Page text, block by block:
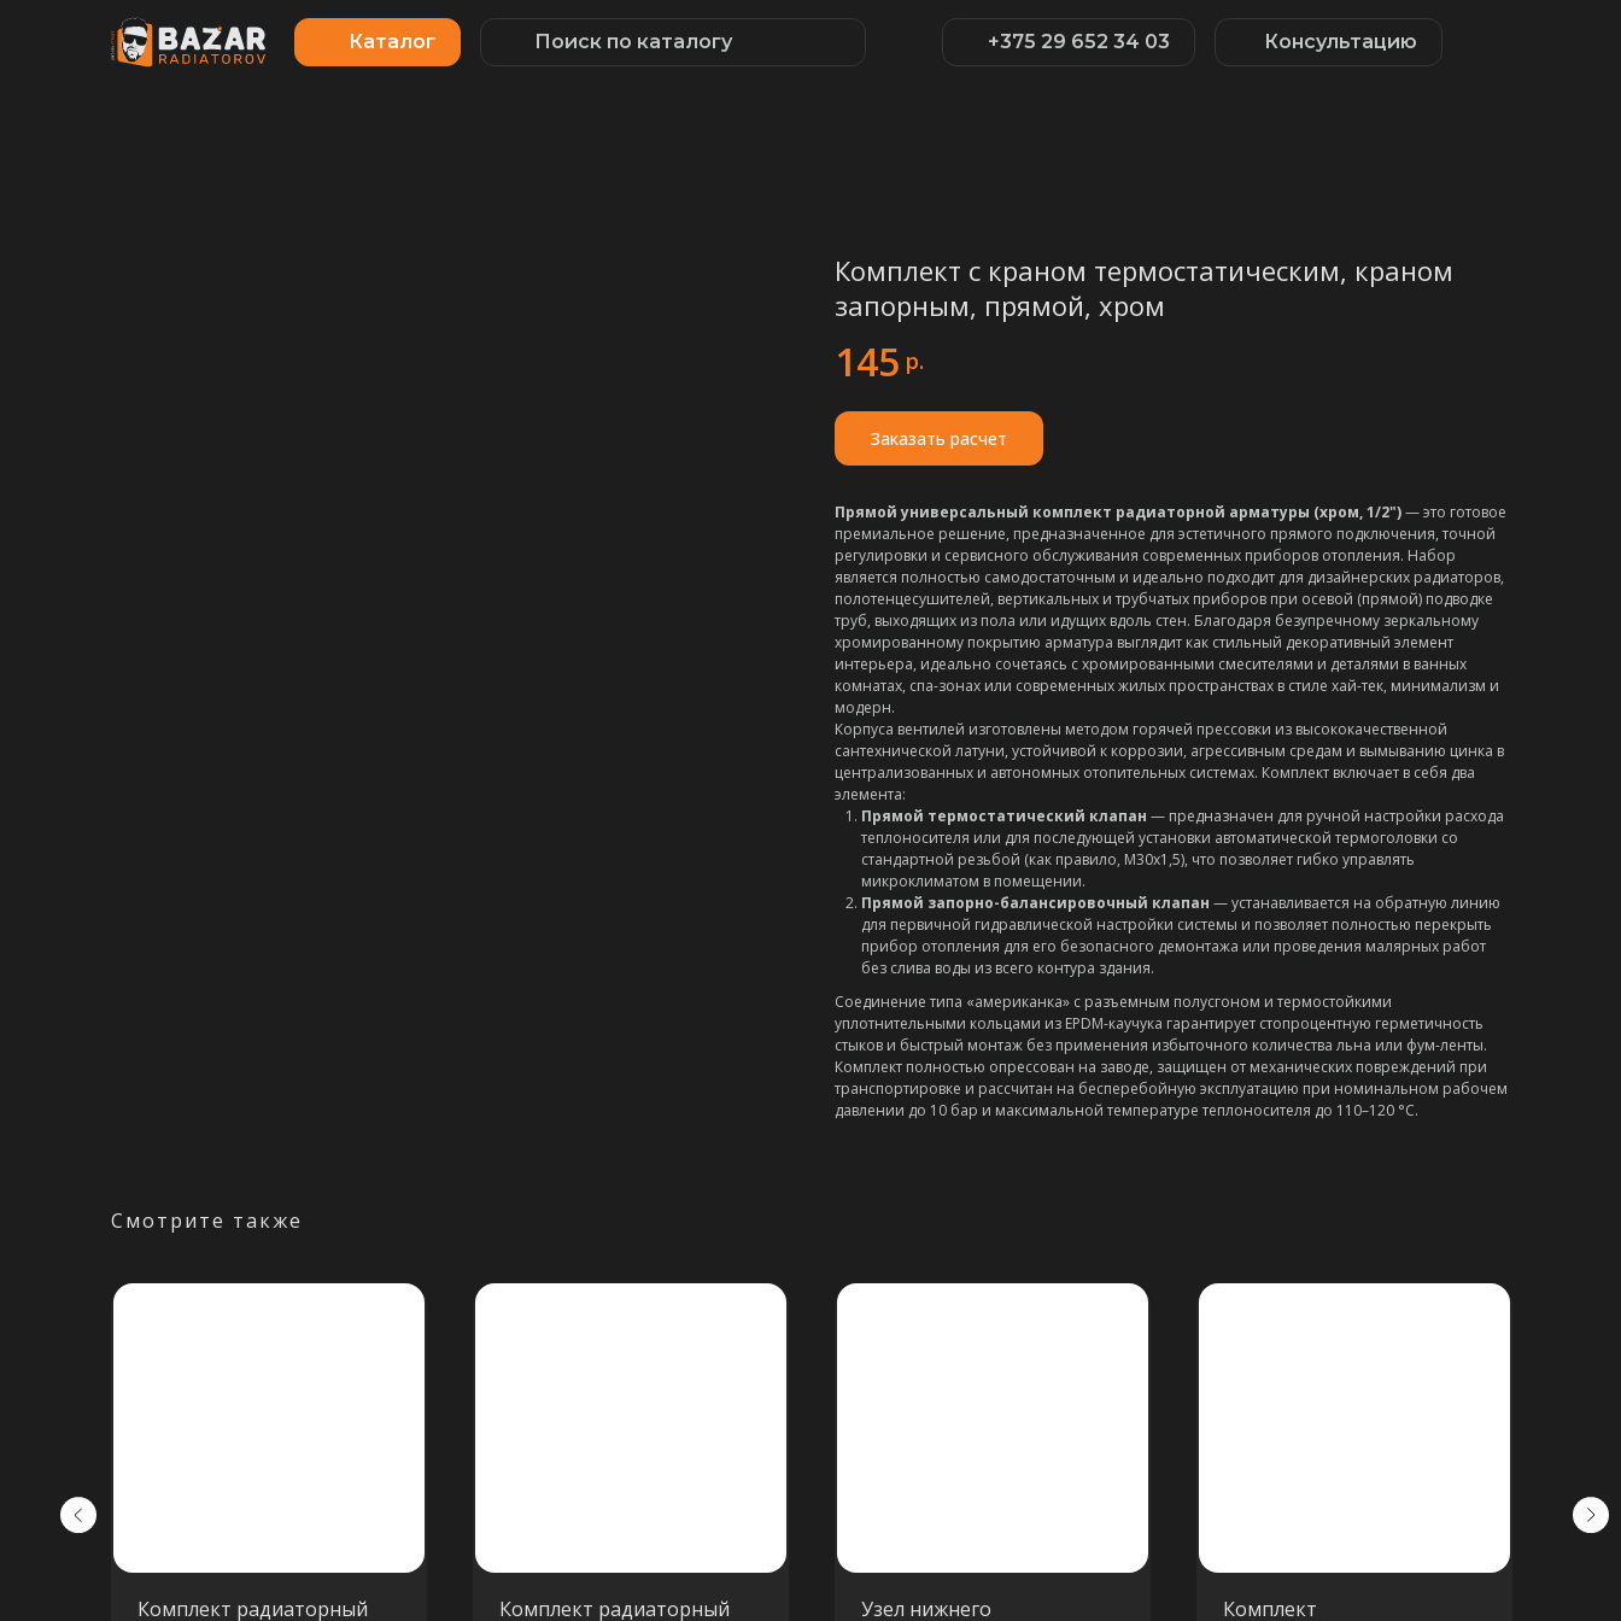
Консультацию
+375 29 652 34 03
Каталог Поиск по каталогу
Комплект с краном термостатическим, краном
запорным, прямой, хром
145 р.
Заказать расчет
Прямой универсальный комплект радиаторной арматуры (хром, 1/2")— это готовое
премиальное решение, предназначенное для эстетичного прямого подключения, точной
регулировки и сервисного обслуживания современных приборов отопления. Набор
является полностью самодостаточным и идеально подходит для дизайнерских радиаторов,
полотенцесушителей, вертикальных и трубчатых приборов при осевой (прямой) подводке
труб, выходящих из пола или идущих вдоль стен. Благодаря безупречному зеркальному
хромированному покрытию арматура выглядит как стильный декоративный элемент
интерьера, идеально сочетаясь с хромированными смесителями и деталями в ванных
комнатах, спа-зонах или современных жилых пространствах в стиле хай-тек, минимализм и
модерн.
Корпуса вентилей изготовлены методом горячей прессовки из высококачественной
сантехнической латуни, устойчивой к коррозии, агрессивным средам и вымыванию цинка в
централизованных и автономных отопительных системах. Комплект включает в себя два
элемента:
Прямой термостатический клапан — предназначен для ручной настройки расхода
теплоносителя или для последующей установки автоматической термоголовки со
стандартной резьбой (как правило, М30х1,5), что позволяет гибко управлять
микроклиматом в помещении.
Прямой запорно-балансировочный клапан — устанавливается на обратную линию
для первичной гидравлической настройки системы и позволяет полностью перекрыть
прибор отопления для его безопасного демонтажа или проведения малярных работ
без слива воды из всего контура здания.
Соединение типа «американка» с разъемным полусгоном и термостойкими
уплотнительными кольцами из EPDM-каучука гарантирует стопроцентную герметичность
стыков и быстрый монтаж без применения избыточного количества льна или фум-ленты.
Комплект полностью опрессован на заводе, защищен от механических повреждений при
транспортировке и рассчитан на бесперебойную эксплуатацию при номинальном рабочем
давлении до 10 бар и максимальной температуре теплоносителя до 110–120 °C.
Смотрите также
Комплект радиаторный
Комплект радиаторный
Узел нижнего
Комплект